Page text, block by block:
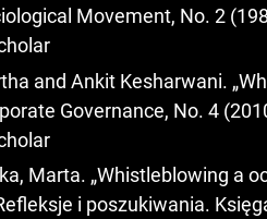
Movement, No. 2
and Ankit Kesharwani.
Governance, No. 4
Marta. „Whistleblowing a
i poszukiwania.